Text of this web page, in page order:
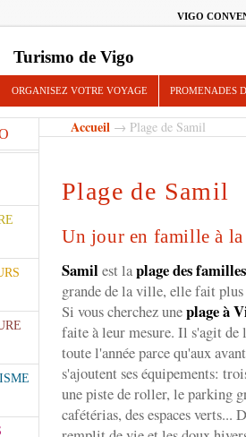
VIGO
Turismo de Vigo
ORGANISEZ VOTRE VOYAGE PROMENADES
Accueil → Plage de Samil
Plage de Samil
Un jour en famille à
Samilest laplage des
grande de la ville, elle fait
Si vous cherchez uneplage à
faite à leur mesure. Il s'agit de
toute l'année parce qu'aux
s'ajoutent ses équipements:
une piste de roller, le parking
cafétérias, des espaces verts...